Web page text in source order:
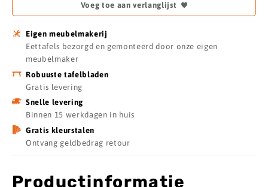
Voeg toe aan verlanglijst
Eigen meubelmakerij
Eettafels bezorgd en gemonteerd door onze eigen
meubelmaker
Robuuste tafelbladen
Gratis levering
Snelle levering
Binnen 15 werkdagen in huis
Gratis kleurstalen
Ontvang geldbedrag retour
Productinformatie